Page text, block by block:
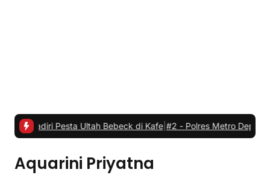
Ultah Bebeck di Kafe|#2 - Polres Metro Depok dan Margo
Aquarini Priyatna